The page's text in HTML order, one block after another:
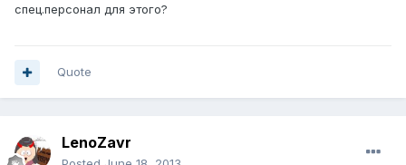
спец.персонал для этого?
Quote
LenoZavr